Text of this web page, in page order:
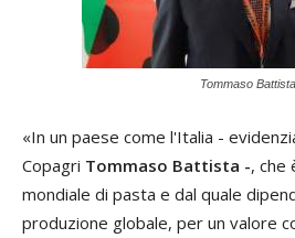
Tommaso Battista
«In un paese come l'Italia -
Copagri Tommaso Battista -, che
mondiale di pasta e dal quale
produzione globale, per un valore